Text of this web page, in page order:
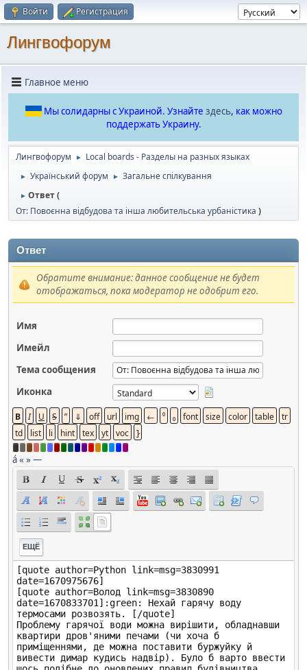
Войти Регистрация
Лингвофорум
Главное меню
Мы солидарны с Украиной. Узнайте здесь, как можно
поддержать Украину.
Лингвофорум ► Local boards - Разделы на разных языках
► Український форум ► Загальне спілкування
► Ответ (
От: Повоєнна відбудова та інша любительська урбаністика )
Ответ
Обратите внимание: данное сообщение не будет
отображаться, пока модератор не одобрит его.
Имя
Имейл
Тема сообщения
Иконка
á« »—
ЕЩЁ